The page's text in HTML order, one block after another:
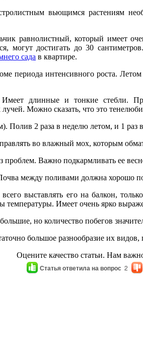
вьющимся растениям
равнолистный, который имеет
могут достигать до 30
сада в квартире.
периода интенсивного роста.
длинные и тонкие стебли.
Можно сказать, что это
Полив 2 раза в неделю летом, и 1
во влажный мох, которым
Важно подкармливать ее
между поливами должна хорошо
выставлять его на балкон,
температуры. Имеет очень ярко
но количество побегов
большое разнообразие их
Оцените качество статьи. Нам
Статья ответила на вопрос 2